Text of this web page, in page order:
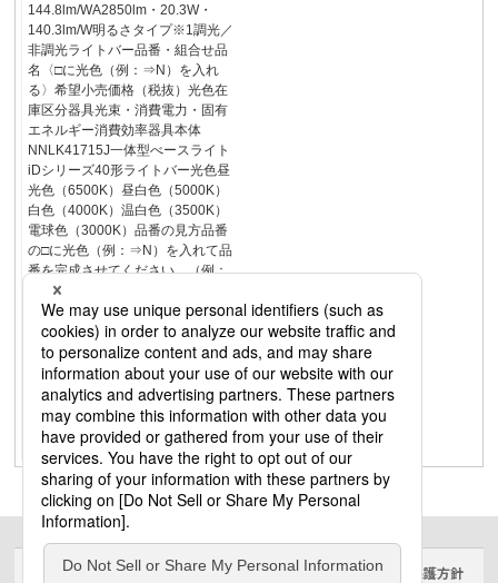
144.8lm/WA2850lm・20.3W・
140.3lm/W明るさタイプ※1調光／
非調光ライトバー品番・組合せ品
名〈□に光色（例：⇒N）を入れ
る〉希望小売価格（税抜）光色在
庫区分器具光束・消費電力・固有
エネルギー消費効率器具本体
NNLK41715J一体型べースライト
iDシリーズ40形ライトバー光色昼
光色（6500K）昼白色（5000K）
白色（4000K）温白色（3500K）
電球色（3000K）品番の見方品番
の□に光色（例：⇒N）を入れて品
番を完成させてください。（例：
直付XFX460XXNRS9）直付
XFX460XX□RS9■組合せ一覧組合
せ品名【器具本体NNLK41715J＋
ライトバー】ライトバーiDシリー
ズ／40形埋込型下面開放型W150適
合調光器（コントローラ）67頁設
置上のご注意67頁DALI-2対応商品
について418頁定格出力型（LA・
LR）（ライトバー）
サイトのご利用にあたって クッキーポリシー 個人情報保護方針